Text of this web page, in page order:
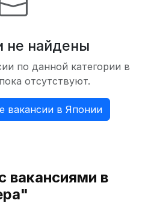
не найдены
по данной категории в
отсутствуют.
вакансии в Японии
вакансиями в